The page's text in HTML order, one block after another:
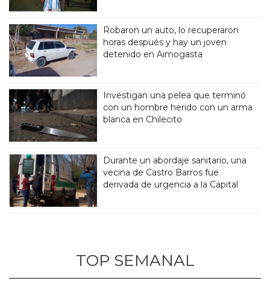
Robaron un auto, lo recuperaron
horas después y hay un joven
detenido en Aimogasta
Investigan una pelea que terminó
con un hombre herido con un arma
blanca en Chilecito
Durante un abordaje sanitario, una
vecina de Castro Barros fue
derivada de urgencia a la Capital
TOP SEMANAL